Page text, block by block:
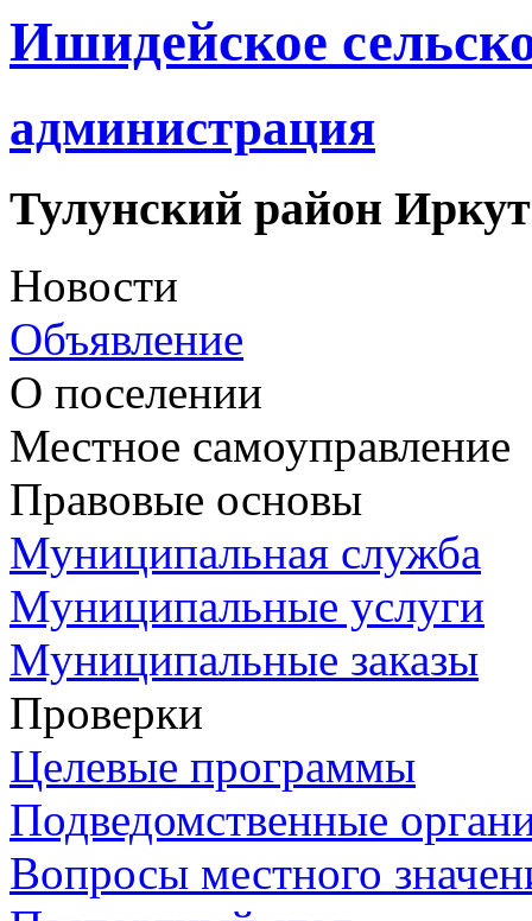
Ишидейское
администрация
Тулунский район
Новости
Объявление
О поселении
Местное самоуправление
Правовые основы
Муниципальная служба
Муниципальные услуги
Муниципальные заказы
Проверки
Целевые программы
Подведомственные
Вопросы местного